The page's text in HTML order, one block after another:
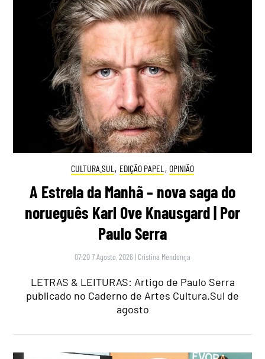
CULTURA.SUL , EDIÇÃO PAPEL , OPINIÃO
A Estrela da Manhã – nova saga do
norueguês Karl Ove Knausgard | Por
Paulo Serra
07:20 7 Agosto, 2026 | Cristina Mendonça
LETRAS & LEITURAS: Artigo de Paulo Serra
publicado no Caderno de Artes Cultura.Sul de
agosto